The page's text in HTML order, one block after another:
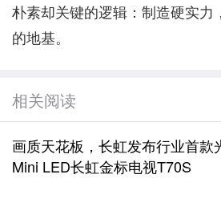
朴素却关键的逻辑：制造硬实力
的地基。
相关阅读
画质天花板，长虹发布行业首款
Mini LED长虹金标电视T70S